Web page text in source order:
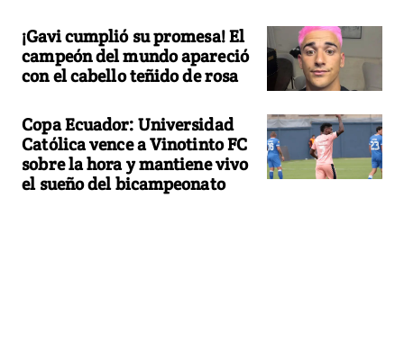
¡Gavi cumplió su promesa! El
campeón del mundo apareció
con el cabello teñido de rosa
Copa Ecuador: Universidad
Católica vence a Vinotinto FC
sobre la hora y mantiene vivo
el sueño del bicampeonato